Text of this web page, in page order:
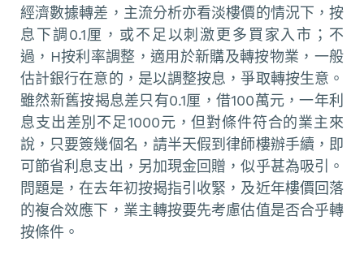
經濟數據轉差，主流分析亦看淡樓價的情況下，按
息下調0.1厘，或不足以刺激更多買家入市；不
過，H按利率調整，適用於新購及轉按物業，一般
估計銀行在意的，是以調整按息，爭取轉按生意。
雖然新舊按揭息差只有0.1厘，借100萬元，一年利
息支出差別不足1000元，但對條件符合的業主來
說，只要簽幾個名，請半天假到律師樓辦手續，即
可節省利息支出，另加現金回贈，似乎甚為吸引。
問題是，在去年初按揭指引收緊，及近年樓價回落
的複合效應下，業主轉按要先考慮估值是否合乎轉
按條件。